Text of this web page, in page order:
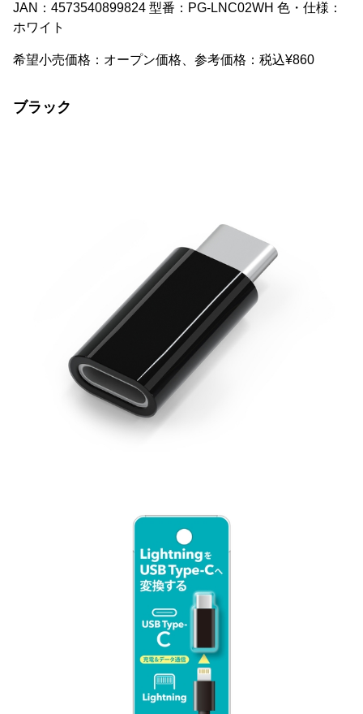
JAN：4573540899824 型番：PG-LNC02WH 色・仕様：
ホワイト
希望小売価格：オープン価格、参考価格：税込¥860
ブラック